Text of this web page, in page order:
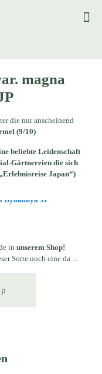
magna
die nur anscheinend
(9/10)
beliebte Leidenschaft
Gärtnereien die sich
Japan“)
in unserem Shop!
Sorte noch eine da ...